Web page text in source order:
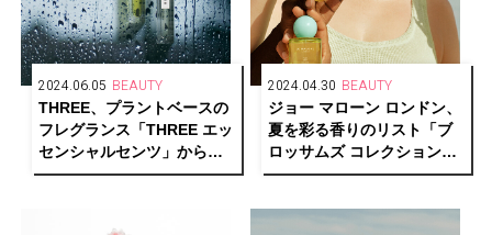
2024.06.05 BEAUTY
THREE、プラントベースの
フレグランス「THREE エッ
センシャルセンツ」から、
「雨」をテーマにした2つの
2024.04.30 BEAUTY
ジョー マローン ロンドン、
夏を彩る香りのリスト「ブ
ロッサムズ コレクション」
限定登場